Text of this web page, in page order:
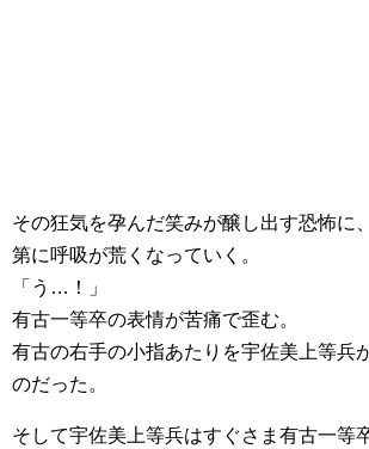
その狂気を孕んだ笑みが醸し出す恐怖に
第に呼吸が荒くなっていく。
「う…！」
有古一等卒の表情が苦痛で歪む。
有古の右手の小指あたりを宇佐美上等兵
のだった。
そして宇佐美上等兵はすぐさま有古一等